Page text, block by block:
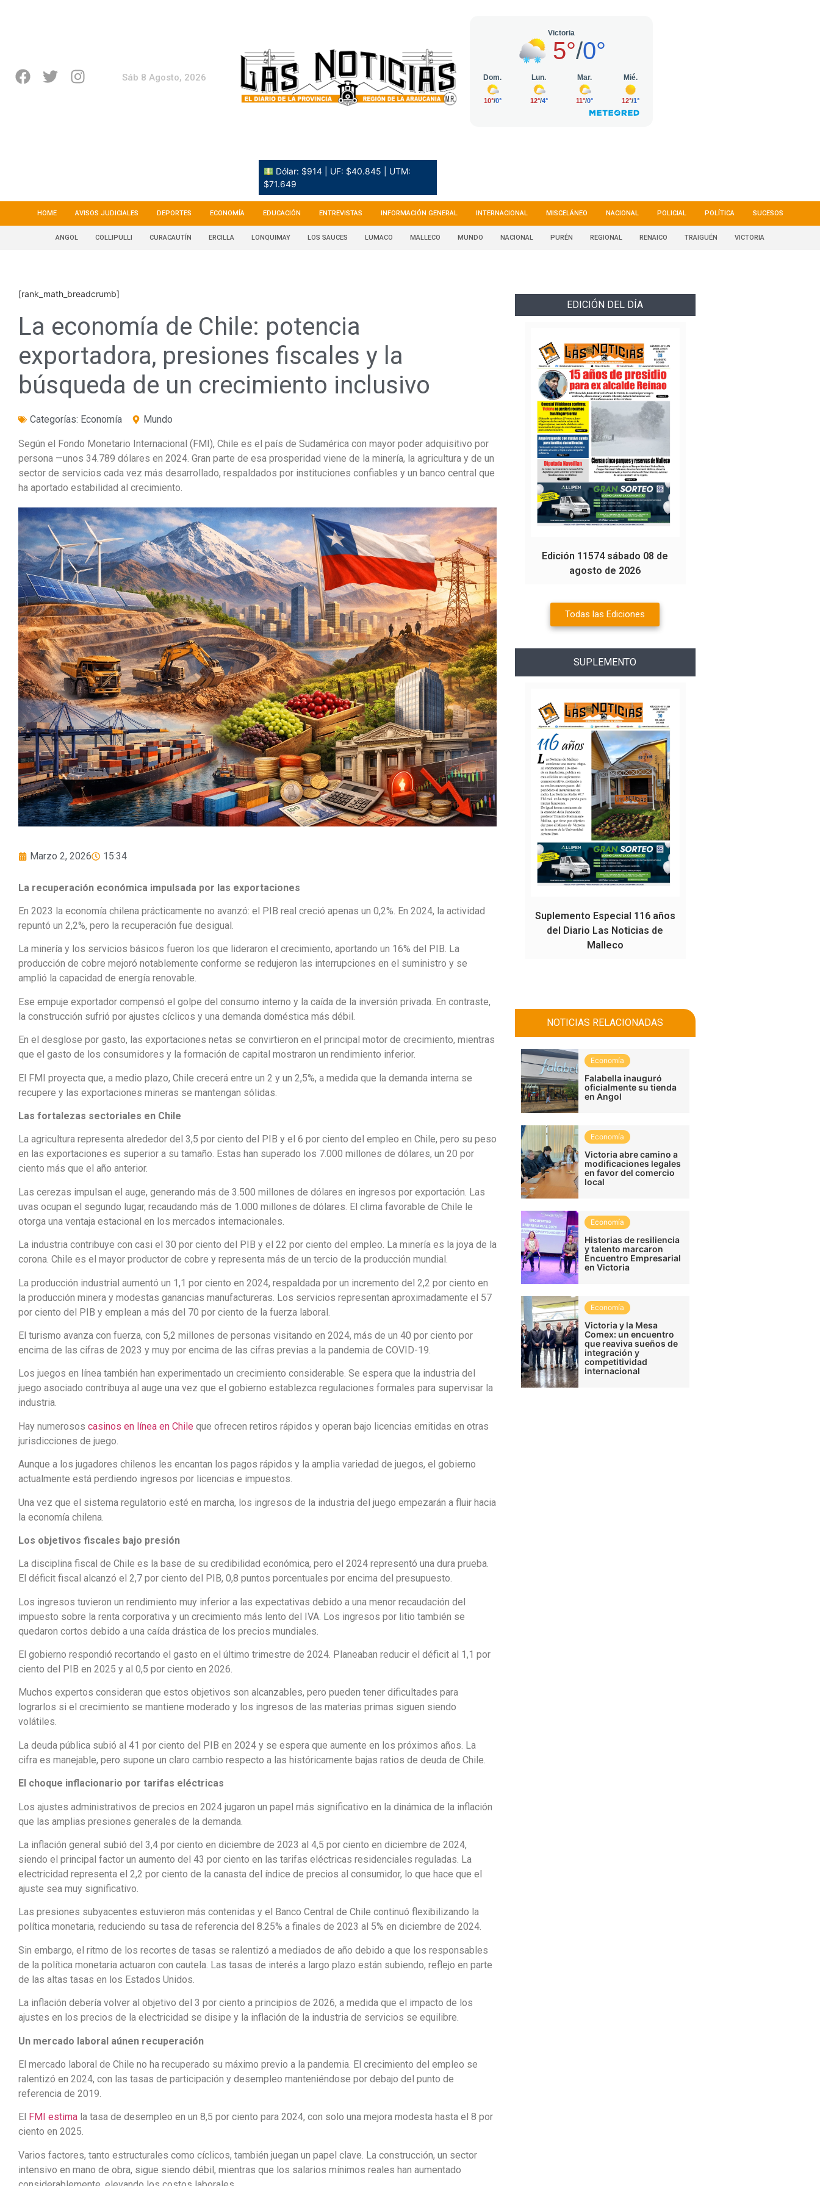
Sáb 8 Agosto, 2026
Dólar: $914 | UF: $40.845 | UTM:
$71.649
HOME AVISOS JUDICIALES DEPORTES ECONOMÍA EDUCACIÓN ENTREVISTAS INFORMACIÓN GENERAL INTERNACIONAL MISCELÁNEO NACIONAL POLICIAL POLÍTICA SUCESOS
ANGOL COLLIPULLI CURACAUTÍN ERCILLA LONQUIMAY LOS SAUCES LUMACO MALLECO MUNDO NACIONAL PURÉN REGIONAL RENAICO TRAIGUÉN VICTORIA
[rank_math_breadcrumb]
La economía de Chile: potencia
exportadora, presiones fiscales y la
búsqueda de un crecimiento inclusivo
Categorías: Economía Mundo
Según el Fondo Monetario Internacional (FMI), Chile es el país de Sudamérica con mayor poder adquisitivo por
persona —unos 34.789 dólares en 2024. Gran parte de esa prosperidad viene de la minería, la agricultura y de un
sector de servicios cada vez más desarrollado, respaldados por instituciones confiables y un banco central que
ha aportado estabilidad al crecimiento.
Marzo 2, 2026 15:34
La recuperación económica impulsada por las exportaciones
En 2023 la economía chilena prácticamente no avanzó: el PIB real creció apenas un 0,2%. En 2024, la actividad
repuntó un 2,2%, pero la recuperación fue desigual.
La minería y los servicios básicos fueron los que lideraron el crecimiento, aportando un 16% del PIB. La
producción de cobre mejoró notablemente conforme se redujeron las interrupciones en el suministro y se
amplió la capacidad de energía renovable.
Ese empuje exportador compensó el golpe del consumo interno y la caída de la inversión privada. En contraste,
la construcción sufrió por ajustes cíclicos y una demanda doméstica más débil.
En el desglose por gasto, las exportaciones netas se convirtieron en el principal motor de crecimiento, mientras
que el gasto de los consumidores y la formación de capital mostraron un rendimiento inferior.
El FMI proyecta que, a medio plazo, Chile crecerá entre un 2 y un 2,5%, a medida que la demanda interna se
recupere y las exportaciones mineras se mantengan sólidas.
Las fortalezas sectoriales en Chile
La agricultura representa alrededor del 3,5 por ciento del PIB y el 6 por ciento del empleo en Chile, pero su peso
en las exportaciones es superior a su tamaño. Estas han superado los 7.000 millones de dólares, un 20 por
ciento más que el año anterior.
Las cerezas impulsan el auge, generando más de 3.500 millones de dólares en ingresos por exportación. Las
uvas ocupan el segundo lugar, recaudando más de 1.000 millones de dólares. El clima favorable de Chile le
otorga una ventaja estacional en los mercados internacionales.
La industria contribuye con casi el 30 por ciento del PIB y el 22 por ciento del empleo. La minería es la joya de la
corona. Chile es el mayor productor de cobre y representa más de un tercio de la producción mundial.
La producción industrial aumentó un 1,1 por ciento en 2024, respaldada por un incremento del 2,2 por ciento en
la producción minera y modestas ganancias manufactureras. Los servicios representan aproximadamente el 57
por ciento del PIB y emplean a más del 70 por ciento de la fuerza laboral.
El turismo avanza con fuerza, con 5,2 millones de personas visitando en 2024, más de un 40 por ciento por
encima de las cifras de 2023 y muy por encima de las cifras previas a la pandemia de COVID-19.
Los juegos en línea también han experimentado un crecimiento considerable. Se espera que la industria del
juego asociado contribuya al auge una vez que el gobierno establezca regulaciones formales para supervisar la
industria.
Hay numerosos casinos en línea en Chile que ofrecen retiros rápidos y operan bajo licencias emitidas en otras
jurisdicciones de juego.
Aunque a los jugadores chilenos les encantan los pagos rápidos y la amplia variedad de juegos, el gobierno
actualmente está perdiendo ingresos por licencias e impuestos.
Una vez que el sistema regulatorio esté en marcha, los ingresos de la industria del juego empezarán a fluir hacia
la economía chilena.
Los objetivos fiscales bajo presión
La disciplina fiscal de Chile es la base de su credibilidad económica, pero el 2024 representó una dura prueba.
El déficit fiscal alcanzó el 2,7 por ciento del PIB, 0,8 puntos porcentuales por encima del presupuesto.
Los ingresos tuvieron un rendimiento muy inferior a las expectativas debido a una menor recaudación del
impuesto sobre la renta corporativa y un crecimiento más lento del IVA. Los ingresos por litio también se
quedaron cortos debido a una caída drástica de los precios mundiales.
El gobierno respondió recortando el gasto en el último trimestre de 2024. Planeaban reducir el déficit al 1,1 por
ciento del PIB en 2025 y al 0,5 por ciento en 2026.
Muchos expertos consideran que estos objetivos son alcanzables, pero pueden tener dificultades para
lograrlos si el crecimiento se mantiene moderado y los ingresos de las materias primas siguen siendo
volátiles.
La deuda pública subió al 41 por ciento del PIB en 2024 y se espera que aumente en los próximos años. La
cifra es manejable, pero supone un claro cambio respecto a las históricamente bajas ratios de deuda de Chile.
El choque inflacionario por tarifas eléctricas
Los ajustes administrativos de precios en 2024 jugaron un papel más significativo en la dinámica de la inflación
que las amplias presiones generales de la demanda.
La inflación general subió del 3,4 por ciento en diciembre de 2023 al 4,5 por ciento en diciembre de 2024,
siendo el principal factor un aumento del 43 por ciento en las tarifas eléctricas residenciales reguladas. La
electricidad representa el 2,2 por ciento de la canasta del índice de precios al consumidor, lo que hace que el
ajuste sea muy significativo.
Las presiones subyacentes estuvieron más contenidas y el Banco Central de Chile continuó flexibilizando la
política monetaria, reduciendo su tasa de referencia del 8.25% a finales de 2023 al 5% en diciembre de 2024.
Sin embargo, el ritmo de los recortes de tasas se ralentizó a mediados de año debido a que los responsables
de la política monetaria actuaron con cautela. Las tasas de interés a largo plazo están subiendo, reflejo en parte
de las altas tasas en los Estados Unidos.
La inflación debería volver al objetivo del 3 por ciento a principios de 2026, a medida que el impacto de los
ajustes en los precios de la electricidad se disipe y la inflación de la industria de servicios se equilibre.
Un mercado laboral aúnen recuperación
El mercado laboral de Chile no ha recuperado su máximo previo a la pandemia. El crecimiento del empleo se
ralentizó en 2024, con las tasas de participación y desempleo manteniéndose por debajo del punto de
referencia de 2019.
El FMI estima la tasa de desempleo en un 8,5 por ciento para 2024, con solo una mejora modesta hasta el 8 por
ciento en 2025.
Varios factores, tanto estructurales como cíclicos, también juegan un papel clave. La construcción, un sector
intensivo en mano de obra, sigue siendo débil, mientras que los salarios mínimos reales han aumentado
EDICIÓN DEL DÍA
Edición 11574 sábado 08 de
agosto de 2026
Todas las Ediciones
SUPLEMENTO
Suplemento Especial 116 años
del Diario Las Noticias de
Malleco
NOTICIAS RELACIONADAS
Economía
Falabella inauguró
oficialmente su tienda
en Angol
Economía
Victoria abre camino a
modificaciones legales
en favor del comercio
local
Economía
Historias de resiliencia
y talento marcaron
Encuentro Empresarial
en Victoria
Economía
Victoria y la Mesa
Comex: un encuentro
que reaviva sueños de
integración y
competitividad
internacional